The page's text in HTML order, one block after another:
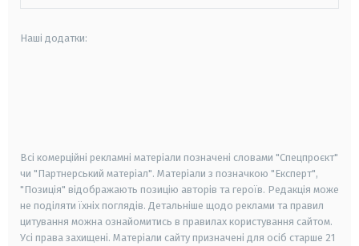
Наші додатки:
Всі комерційні рекламні матеріали позначені словами "Спецпроєкт"
чи "Партнерський матеріал". Матеріали з позначкою "Експерт",
"Позиція" відображають позицію авторів та героїв. Редакція може
не поділяти їхніх поглядів. Детальніше щодо реклами та правил
цитування можна ознайомитись в правилах користування сайтом.
Усі права захищені. Матеріали сайту призначені для осіб старше 21